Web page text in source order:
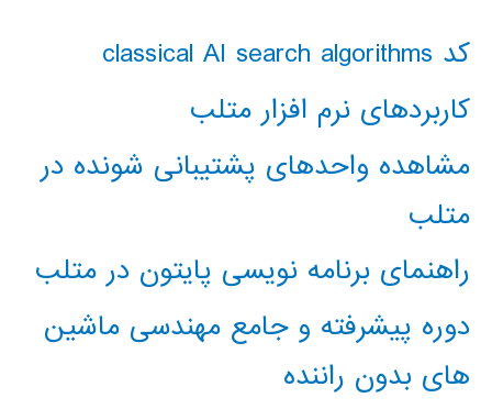
کد classical AI search algorithms
کاربردهای نرم افزار متلب
مشاهده واحدهای پشتیبانی شونده در
متلب
راهنمای برنامه نویسی پایتون در متلب
دوره پیشرفته و جامع مهندسی ماشین
های بدون راننده